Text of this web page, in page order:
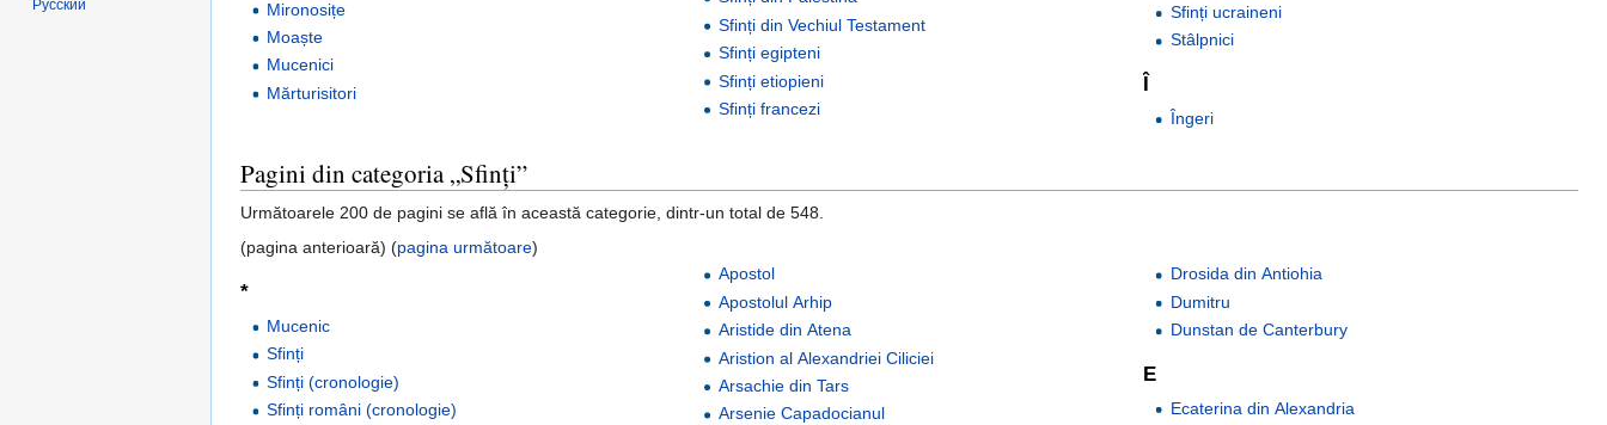
Mironosițe
Moaște
Mucenici
Mărturisitori
Sfinți din Vechiul Testament
Sfinți egipteni
Sfinți etiopieni
Sfinți francezi
Sfinți ucraineni
Stâlpnici
Î
Îngeri
Pagini din categoria „Sfinți”
Următoarele 200 de pagini se află în această categorie, dintr-un total de 548.
(pagina anterioară) (pagina următoare)
*
Mucenic
Sfinți
Sfinți (cronologie)
Sfinți români (cronologie)
Apostol
Apostolul Arhip
Aristide din Atena
Aristion al Alexandriei Ciliciei
Arsachie din Tars
Arsenie Capadocianul
Drosida din Antiohia
Dumitru
Dunstan de Canterbury
E
Ecaterina din Alexandria
Русский